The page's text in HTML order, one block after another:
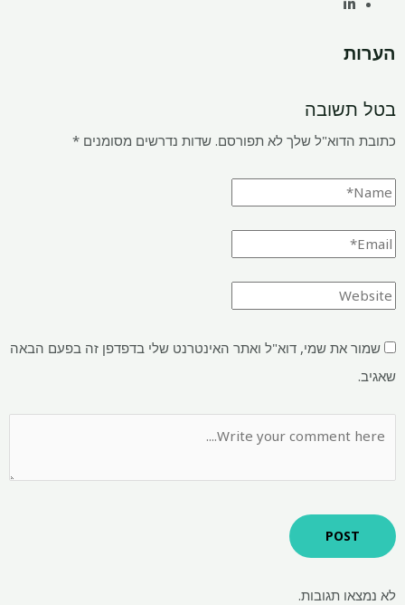
הערות
בטל תשובה
כתובת הדוא"ל שלך לא תפורסם. שדות נדרשים מסומנים *
שמור את שמי, דוא"ל ואתר האינטרנט שלי בדפדפן זה בפעם הבאה
שאגיב.
לא נמצאו תגובות.